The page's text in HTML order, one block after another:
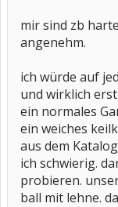
mir sind zb
angenehm.
ich würde auf
und wirklich
ein normales
ein weiches
aus dem
ich schwierig.
probieren.
ball mit lehne.